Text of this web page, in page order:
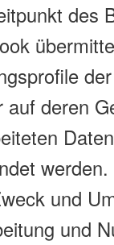
des
auf deren
werden.
und
und